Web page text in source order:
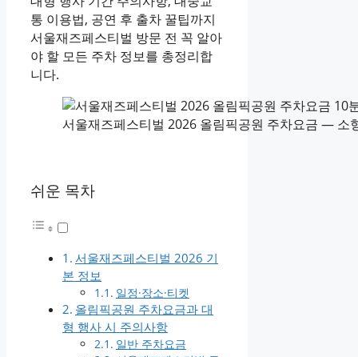
통 이용법, 공연 후 출차 꿀팁까지
서울재즈페스티벌 방문 전 꼭 알아
야 할 모든 주차 정보를 총정리합
니다.
서울재즈페스티벌 2026 올림픽공원 주차요금 — 소
쉬운 목차
서울재즈페스티벌 2026 기
본 정보
일정·장소·티켓
올림픽공원 주차요금과 대
형 행사 시 주의사항
일반 주차요금